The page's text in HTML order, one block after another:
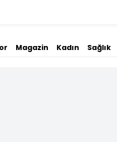
Magazin Kadın Sağlık